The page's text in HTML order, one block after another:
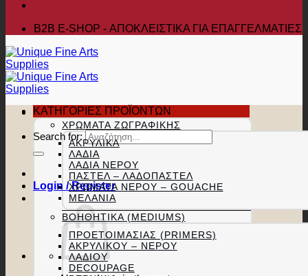
B2B Ε-SHOP - ΑΠΟΚΛΕΙΣΤΙΚΑ ΓΙΑ ΕΠΑΓΓΕΛΜΑΤΙΕΣ
Search for:
Login / Register
ΚΑΤΗΓΟΡΙΕΣ ΠΡΟΪΟΝΤΩΝ
ΧΡΏΜΑΤΑ ΖΩΓΡΑΦΙΚΉΣ
ΑΚΡΥΛΙΚΆ
ΛΆΔΙΑ
ΛΆΔΙΑ ΝΕΡΟΎ
ΠΑΣΤΕΛ – ΛΑΔΟΠΑΣΤΕΛ
ΧΡΏΜΑΤΑ ΝΕΡΟΎ – GOUACHE
ΜΕΛΆΝΙΑ
ΒΟΗΘΗΤΙΚΆ (MEDIUMS)
ΠΡΟΕΤΟΙΜΑΣΊΑΣ (PRIMERS)
ΑΚΡΥΛΙΚΟΎ – ΝΕΡΟΎ
ΛΑΔΙΟΎ
DECOUPAGE